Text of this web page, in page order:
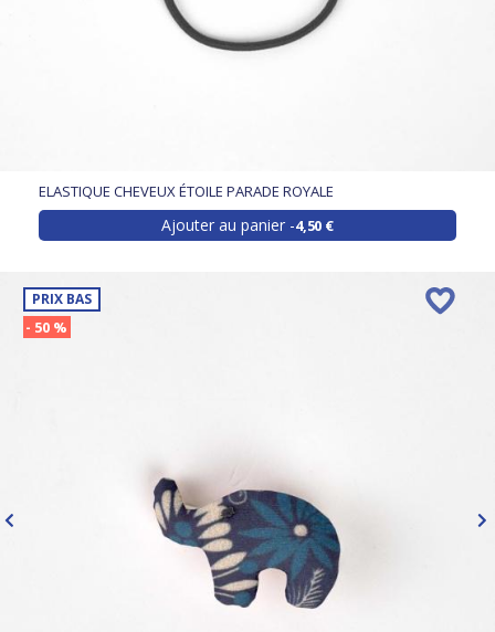
ELASTIQUE CHEVEUX ÉTOILE PARADE ROYALE
Ajouter au panier 4,50 €
PRIX BAS
- 50 %